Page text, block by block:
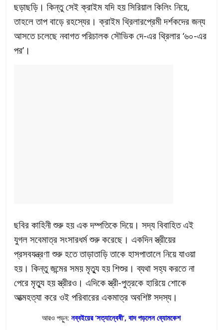
ছড়াছড়ি। কিন্তু সেই ক্রাইম যদি হয় সিরিয়াল কিলিং নিয়ে,
তাহলে তাপ বাড়ে রহস্যের। ক্রাইম থ্রিলারপ্রেমী দর্শকদের জন্য
আসতে চলেছে নবাগত পরিচালক সৌভিক দে-এর থ্রিলার ‘৬০-এর
পর’।
ছবির কাহিনী শুরু হয় এক দম্পতিকে দিয়ে। সদ্য বিবাহিত এই
যুগল সবেমাত্র সংসারধর্ম শুরু করেছে। একদিন স্ত্রীয়ের
প্রসবযন্ত্রণা শুরু হতে তাড়াতাড়ি তাকে হাসপাতালে নিয়ে যাওয়া
হয়। কিন্তু জন্মের সময় মৃত্যু হয় শিশুর। ব্যথা সহ্য করতে না
পেরে মৃত্যু হয় স্ত্রীরও। এদিকে স্ত্রী-পুত্রকে হারিয়ে শোকে
আত্মহত্যা করে ওই পরিবারের একমাত্র অবশিষ্ট সদস্য।
আরও পড়ুন:নব্বইয়ের ‘সত্যান্বেষী’, বাদ পড়লেন ব্যোমকেশ